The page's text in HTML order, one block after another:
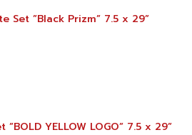
Set ”Black Prizm” 7.5 x 29”
”BOLD YELLOW LOGO” 7.5 x 29”